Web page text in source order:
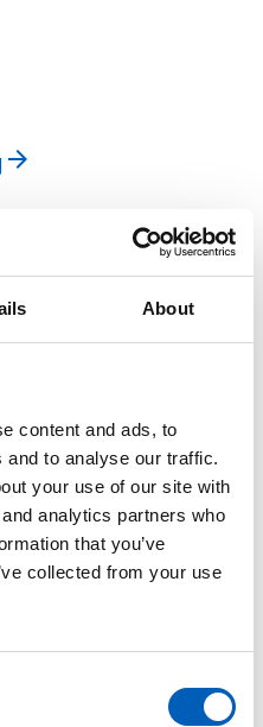
About
content and ads, to
to analyse our traffic.
your use of our site with
analytics partners who
that you’ve
collected from your use
arrow_forward